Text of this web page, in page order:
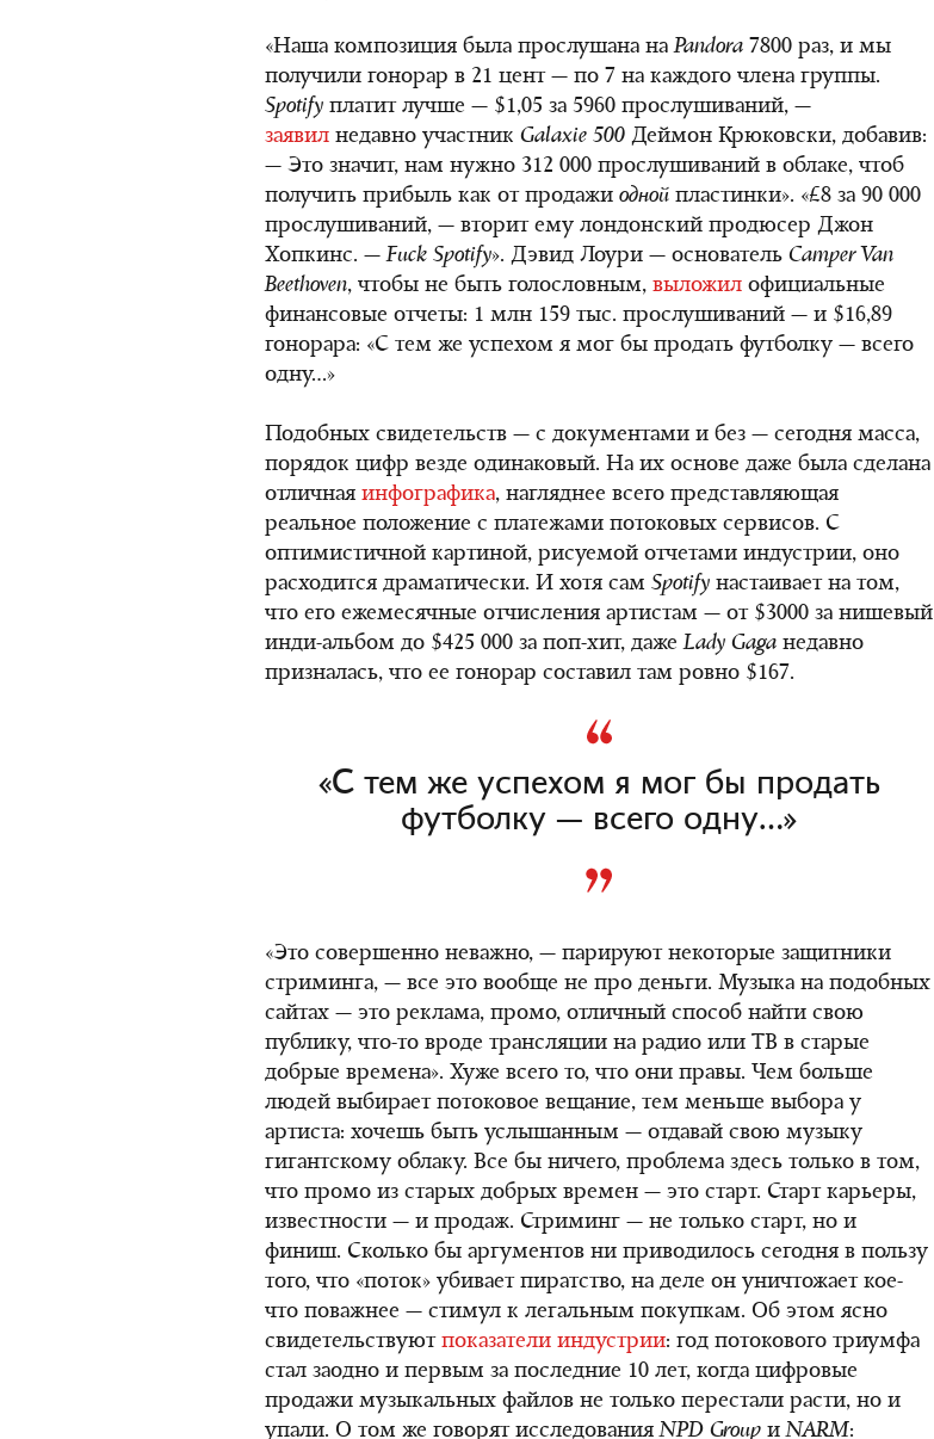
«Наша композиция была прослушана наPandora 7800 раз, и мы
получили гонорар в 21 цент — по 7 на каждого члена группы.
Spotify платит лучше — $1,05 за 5960 прослушиваний, —
заявил недавно участник Galaxie 500 Деймон Крюковски, добавив:
— Это значит, нам нужно 312 000 прослушиваний в облаке, чтоб
получить прибыль как от продажи одной пластинки». «£8 за 90 000
прослушиваний, — вторит ему лондонский продюсер Джон
Хопкинс. —Fuck Spotify». Дэвид Лоури — основатель Camper Van
Beethoven, чтобы не быть голословным, выложил официальные
финансовые отчеты: 1 млн 159 тыс. прослушиваний — и $16,89
гонорара: «С тем же успехом я мог бы продать футболку — всего
одну…»
Подобных свидетельств — с документами и без — сегодня масса,
порядок цифр везде одинаковый. На их основе даже была сделана
отличная инфографика, нагляднее всего представляющая
реальное положение с платежами потоковых сервисов. С
оптимистичной картиной, рисуемой отчетами индустрии, оно
расходится драматически. И хотя сам Spotify настаивает на том,
что его ежемесячные отчисления артистам — от $3000 за нишевый
инди-альбом до $425 000 за поп-хит, дажеLady Gaga недавно
призналась, что ее гонорар составил там ровно $167.
«С тем же успехом я мог бы продать
футболку — всего одну…»
«Это совершенно неважно, — парируют некоторые защитники
стриминга, — все это вообще не про деньги. Музыка на подобных
сайтах — это реклама, промо, отличный способ найти свою
публику, что-то вроде трансляции на радио или ТВ в старые
добрые времена». Хуже всего то, что они правы. Чем больше
людей выбирает потоковое вещание, тем меньше выбора у
артиста: хочешь быть услышанным — отдавай свою музыку
гигантскому облаку. Все бы ничего, проблема здесь только в том,
что промо из старых добрых времен — это старт. Старт карьеры,
известности — и продаж. Стриминг — не только старт, но и
финиш. Сколько бы аргументов ни приводилось сегодня в пользу
того, что «поток» убивает пиратство, на деле он уничтожает кое-
что поважнее — стимул к легальным покупкам. Об этом ясно
свидетельствуют показатели индустрии: год потокового триумфа
стал заодно и первым за последние 10 лет, когда цифровые
продажи музыкальных файлов не только перестали расти, но и
упали. О том же говорят исследованияNPD Group иNARM: